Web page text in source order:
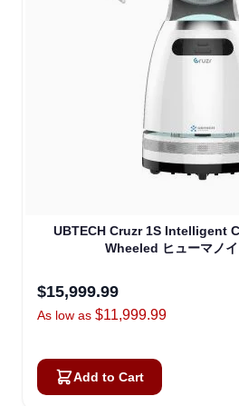
UBTECH Cruzr 1S Intelligent
Wheeled ヒューマノ
$15,999.99
As low as $11,999.99
Add to Cart